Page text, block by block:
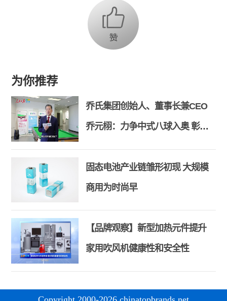
为你推荐
乔氏集团创始人、董事长兼CEO
乔元栩：力争中式八球入奥 彰显
和合共生精神
固态电池产业链雏形初现 大规模
商用为时尚早
【品牌观察】新型加热元件提升
家用吹风机健康性和安全性